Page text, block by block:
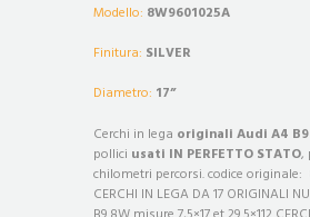
Modello: 8W9601025A
Finitura: SILVER
Diametro: 17”
Cerchi in lega originali Audi A4
pollici usati IN PERFETTO STATO,
chilometri percorsi. codice originale:
CERCHI IN LEGA DA 17 ORIGINALI